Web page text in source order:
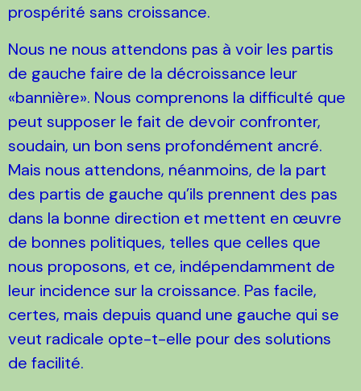
prospérité sans croissance.
Nous ne nous attendons pas à voir les partis
de gauche faire de la décroissance leur
«bannière». Nous comprenons la difficulté que
peut supposer le fait de devoir confronter,
soudain, un bon sens profondément ancré.
Mais nous attendons, néanmoins, de la part
des partis de gauche qu’ils prennent des pas
dans la bonne direction et mettent en œuvre
de bonnes politiques, telles que celles que
nous proposons, et ce, indépendamment de
leur incidence sur la croissance. Pas facile,
certes, mais depuis quand une gauche qui se
veut radicale opte-t-elle pour des solutions
de facilité.